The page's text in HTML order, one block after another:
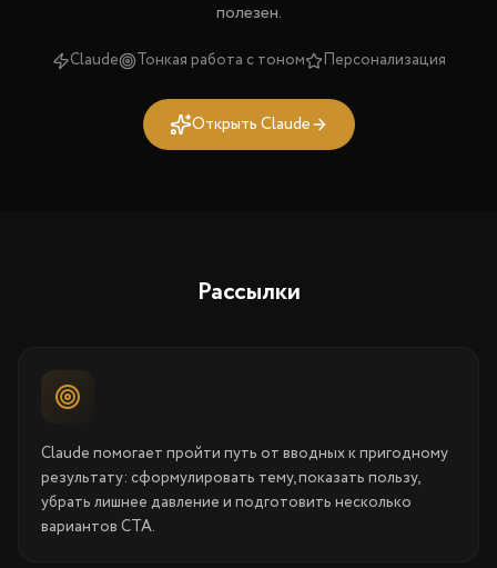
полезен.
Claude Тонкая работа с тоном Персонализация
Открыть Claude
Рассылки
Claude помогает пройти путь от вводных к пригодному
результату: сформулировать тему, показать пользу,
убрать лишнее давление и подготовить несколько
вариантов CTA.